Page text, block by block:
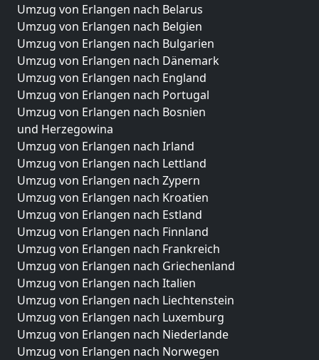
Umzug von Erlangen nach Belarus
Umzug von Erlangen nach Belgien
Umzug von Erlangen nach Bulgarien
Umzug von Erlangen nach Dänemark
Umzug von Erlangen nach England
Umzug von Erlangen nach Portugal
Umzug von Erlangen nach Bosnien
und Herzegowina
Umzug von Erlangen nach Irland
Umzug von Erlangen nach Lettland
Umzug von Erlangen nach Zypern
Umzug von Erlangen nach Kroatien
Umzug von Erlangen nach Estland
Umzug von Erlangen nach Finnland
Umzug von Erlangen nach Frankreich
Umzug von Erlangen nach Griechenland
Umzug von Erlangen nach Italien
Umzug von Erlangen nach Liechtenstein
Umzug von Erlangen nach Luxemburg
Umzug von Erlangen nach Niederlande
Umzug von Erlangen nach Norwegen